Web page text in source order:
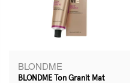
BLONDME
BLONDME Ton Granit Mat